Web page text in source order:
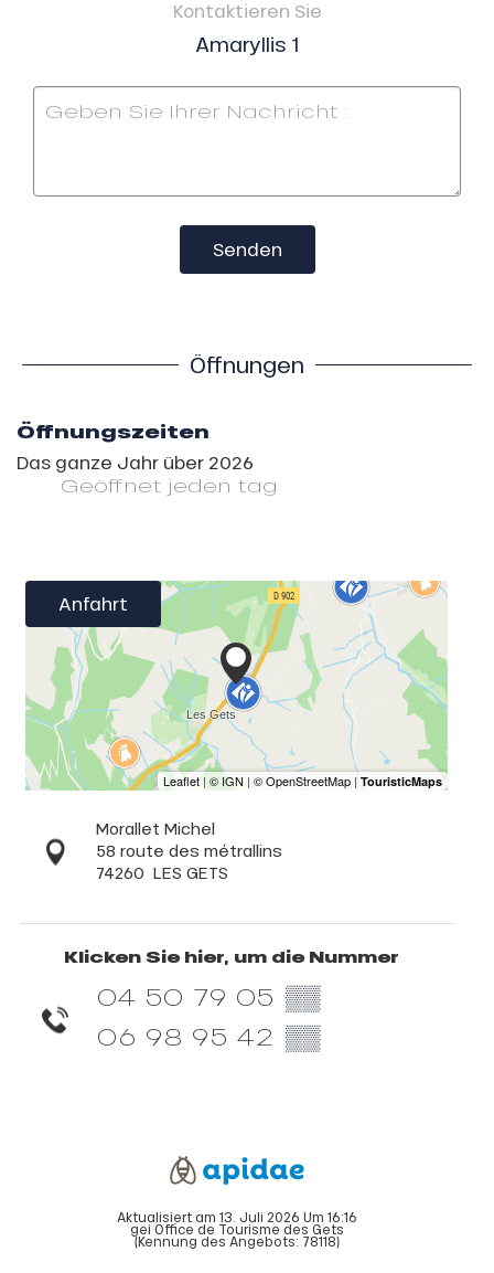
Kontaktieren Sie
Amaryllis 1
Senden
Öffnungen
Öffnungszeiten
Das ganze Jahr über 2026
Geöffnet jeden tag
Anfahrt
Morallet Michel
58 route des métrallins
74260 LES GETS
Klicken Sie hier, um die Nummer
04 50 79 05 ▒▒
06 98 95 42 ▒▒
Aktualisiert am 13. Juli 2026 Um 16:16
gei Office de Tourisme des Gets
(Kennung des Angebots: 78118)